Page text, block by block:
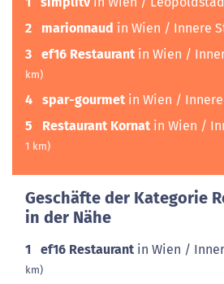
2 marionnaud in Wien / Innere
3 ef16 Restaurant in Wien /
km)
4 spar-gourmet in Wien /
5 Restaurant Kornat in Wien /
1 km)
Geschäfte der Kategorie
in der Nähe
1 ef16 Restaurant in Wien /
km)